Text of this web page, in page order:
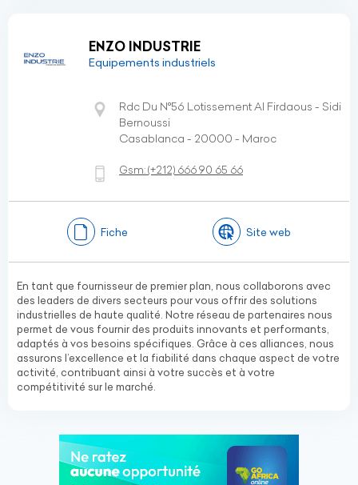
ENZO INDUSTRIE
Equipements industriels
Rdc Du N°56 Lotissement Al Firdaous - Sidi
Bernoussi
Casablanca - 20000 - Maroc
Gsm:(+212) 666 90 65 66
Fiche Site web
En tant que fournisseur de premier plan, nous collaborons avec
des leaders de divers secteurs pour vous offrir des solutions
industrielles de haute qualité. Notre réseau de partenaires nous
permet de vous fournir des produits innovants et performants,
adaptés à vos besoins spécifiques. Grâce à ces alliances, nous
assurons l’excellence et la fiabilité dans chaque aspect de votre
activité, contribuant ainsi à votre succès et à votre
compétitivité sur le marché.